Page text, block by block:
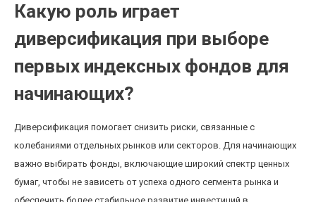
Какую роль играет
диверсификация при выборе
первых индексных фондов для
начинающих?
Диверсификация помогает снизить риски, связанные с
колебаниями отдельных рынков или секторов. Для начинающих
важно выбирать фонды, включающие широкий спектр ценных
бумаг, чтобы не зависеть от успеха одного сегмента рынка и